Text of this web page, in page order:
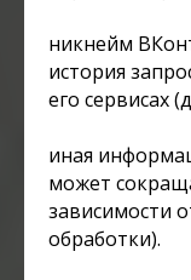
никнейм
история
его сервисах
иная
может
зависимости
обработки).